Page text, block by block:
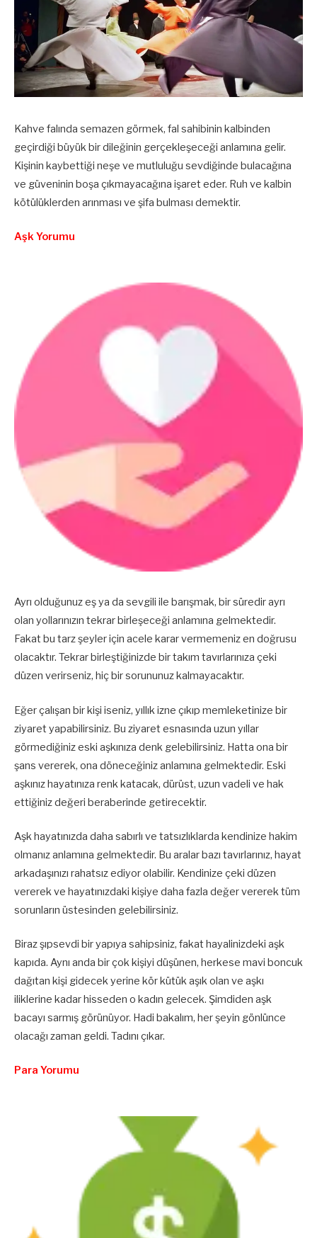
Kahve falında semazen görmek, fal sahibinin kalbinden
geçirdiği büyük bir dileğinin gerçekleşeceği anlamına gelir.
Kişinin kaybettiği neşe ve mutluluğu sevdiğinde bulacağına
ve güveninin boşa çıkmayacağına işaret eder. Ruh ve kalbin
kötülüklerden arınması ve şifa bulması demektir.
Aşk Yorumu
Ayrı olduğunuz eş ya da sevgili ile barışmak, bir süredir ayrı
olan yollarınızın tekrar birleşeceği anlamına gelmektedir.
Fakat bu tarz şeyler için acele karar vermemeniz en doğrusu
olacaktır. Tekrar birleştiğinizde bir takım tavırlarınıza çeki
düzen verirseniz, hiç bir sorununuz kalmayacaktır.
Eğer çalışan bir kişi iseniz, yıllık izne çıkıp memleketinize bir
ziyaret yapabilirsiniz. Bu ziyaret esnasında uzun yıllar
görmediğiniz eski aşkınıza denk gelebilirsiniz. Hatta ona bir
şans vererek, ona döneceğiniz anlamına gelmektedir. Eski
aşkınız hayatınıza renk katacak, dürüst, uzun vadeli ve hak
ettiğiniz değeri beraberinde getirecektir.
Aşk hayatınızda daha sabırlı ve tatsızlıklarda kendinize hakim
olmanız anlamına gelmektedir. Bu aralar bazı tavırlarınız, hayat
arkadaşınızı rahatsız ediyor olabilir. Kendinize çeki düzen
vererek ve hayatınızdaki kişiye daha fazla değer vererek tüm
sorunların üstesinden gelebilirsiniz.
Biraz şıpsevdi bir yapıya sahipsiniz, fakat hayalinizdeki aşk
kapıda. Aynı anda bir çok kişiyi düşünen, herkese mavi boncuk
dağıtan kişi gidecek yerine kör kütük aşık olan ve aşkı
iliklerine kadar hisseden o kadın gelecek. Şimdiden aşk
bacayı sarmış görünüyor. Hadi bakalım, her şeyin gönlünce
olacağı zaman geldi. Tadını çıkar.
Para Yorumu